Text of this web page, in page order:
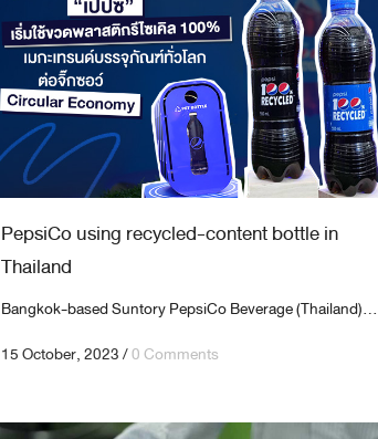
PepsiCo using recycled-content bottle in
Thailand
Bangkok-based Suntory PepsiCo Beverage (Thailand)...
15 October, 2023/0 Comments